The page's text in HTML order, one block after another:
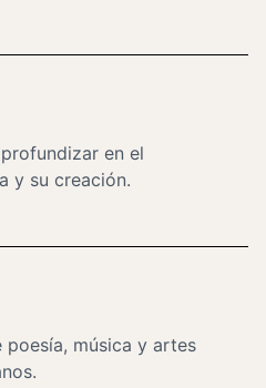
en el
y su creación.
poesía, música y artes